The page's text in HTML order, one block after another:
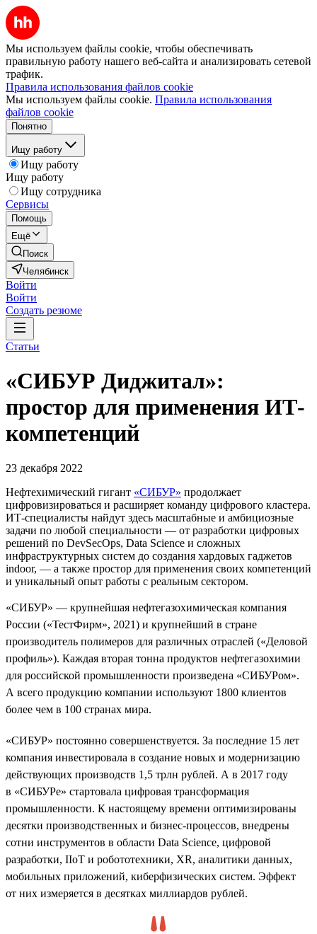
Мы используем файлы cookie, чтобы обеспечивать
правильную работу нашего веб-сайта и анализировать сетевой
трафик.
Правила использования файлов cookie
Мы используем файлы cookie. Правила использования
файлов cookie
Понятно
Ищу работу
Ищу работу
Ищу работу
Ищу сотрудника
Сервисы
Помощь
Ещё
Поиск
Челябинск
Войти
Войти
Создать резюме
Статьи
«СИБУР Диджитал»:
простор для применения ИТ-
компетенций
23 декабря 2022
Нефтехимический гигант «СИБУР» продолжает
цифровизироваться и расширяет команду цифрового кластера.
ИТ-специалисты найдут здесь масштабные и амбициозные
задачи по любой специальности — от разработки цифровых
решений по DevSecOps, Data Science и сложных
инфраструктурных систем до создания хардовых гаджетов
indoor, — а также простор для применения своих компетенций
и уникальный опыт работы с реальным сектором.
«СИБУР» — крупнейшая нефтегазохимическая компания
России («ТестФирм», 2021) и крупнейший в стране
производитель полимеров для различных отраслей («Деловой
профиль»). Каждая вторая тонна продуктов нефтегазохимии
для российской промышленности произведена «СИБУРом».
А всего продукцию компании используют 1800 клиентов
более чем в 100 странах мира.
«СИБУР» постоянно совершенствуется. За последние 15 лет
компания инвестировала в создание новых и модернизацию
действующих производств 1,5 трлн рублей. А в 2017 году
в «СИБУРе» стартовала цифровая трансформация
промышленности. К настоящему времени оптимизированы
десятки производственных и бизнес-процессов, внедрены
сотни инструментов в области Data Science, цифровой
разработки, IIoT и робототехники, XR, аналитики данных,
мобильных приложений, киберфизических систем. Эффект
от них измеряется в десятках миллиардов рублей.